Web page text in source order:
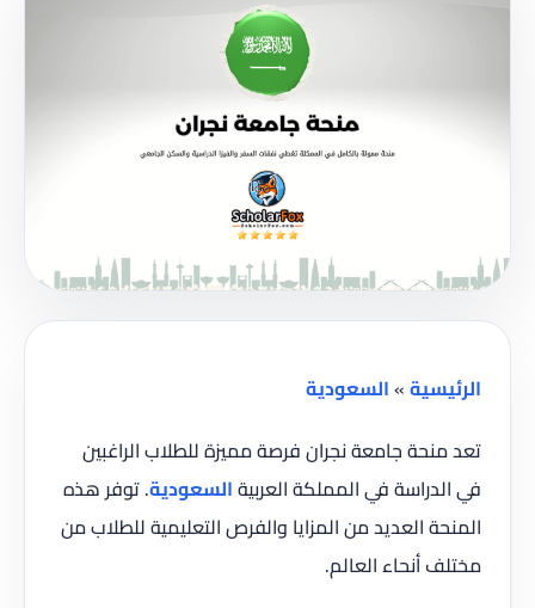
الرئيسية»السعودية
تعد منحة جامعة نجران فرصة مميزة للطلاب الراغبين
في الدراسة في المملكة العربيةالسعودية. توفر هذه
المنحة العديد من المزايا والفرص التعليمية للطلاب من
مختلف أنحاء العالم.